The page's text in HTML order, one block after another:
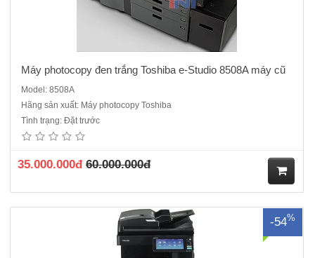
Máy photocopy đen trắng Toshiba e-Studio 8508A máy cũ
Model: 8508A
Hãng sản xuất: Máy photocopy Toshiba
Tình trạng: Đặt trước
35.000.000đ 60.000.000đ
ua
-54%
khẩu Chức năng: Photo/ in mạng/scan màu RADF: Tự động nạp và
đảo bản gốc : Có sẵn. ADU : Tự động đảo mặt bản sao: Có sẵn. Màn